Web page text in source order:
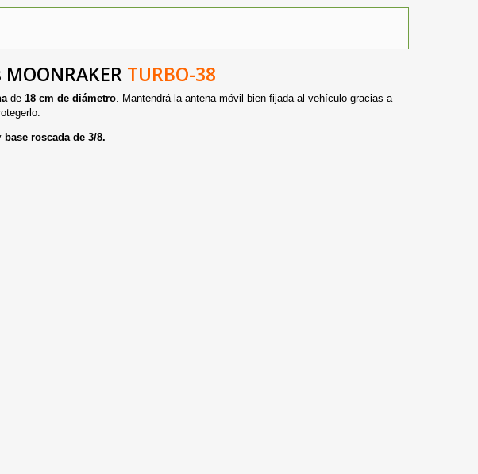
TURBO-38
de 18 cm de diámetro. Mantendrá la antena móvil bien fijada al vehículo gracias a
base roscada de 3/8.